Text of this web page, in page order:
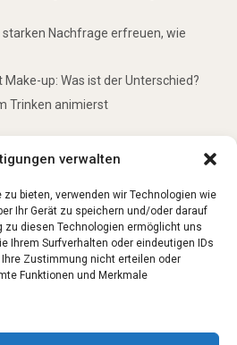
verwalten
bieten, verwenden wir Technologien wie
Ihr Gerät zu speichern und/oder darauf
diesen Technologien ermöglicht uns
Ihrem Surfverhalten oder eindeutigen IDs
Zustimmung nicht erteilen oder
Funktionen und Merkmale
starken Nachfrage erfreuen, wie
up: Was ist der Unterschied?
Trinken animierst
einen Mini-Schwimmring haben sollte
verboten?